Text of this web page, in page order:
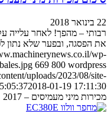
22 בינואר 2018
את הפסגה, ובפער שלא נתון
wp-
669 800 wordpress
uploads/2023/08/site-
2018-01-19 17:11:30
מכירות מיני מעמיסים – 2017